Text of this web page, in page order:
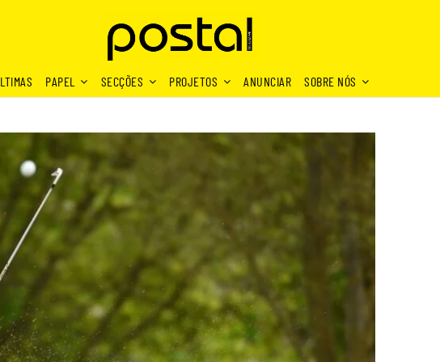
PAPEL SECÇÕES PROJETOS ANUNCIAR SOBRE NÓS